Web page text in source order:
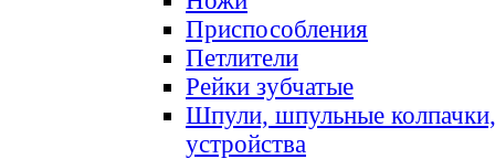
Приспособления
Петлители
Рейки зубчатые
Шпули, шпульные
устройства